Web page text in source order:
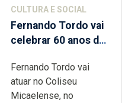
CULTURA E SOCIAL
Fernando Tordo vai
celebrar 60 anos de
Micaelense
Fernando Tordo vai
atuar no Coliseu
Micaelense, no